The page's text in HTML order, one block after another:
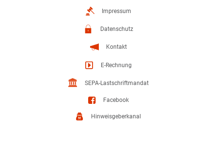
Impressum
Datenschutz
Kontakt
E-Rechnung
SEPA-Lastschriftmandat
Facebook
Hinweisgeberkanal